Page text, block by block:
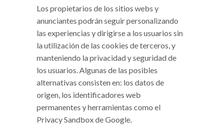
Los propietarios de los sitios webs y
anunciantes podrán seguir personalizando
las experiencias y dirigirse a los usuarios sin
la utilización de las cookies de terceros, y
manteniendo la privacidad y seguridad de
los usuarios. Algunas de las posibles
alternativas consisten en: los datos de
origen, los identificadores web
permanentes y herramientas como el
Privacy Sandbox de Google.